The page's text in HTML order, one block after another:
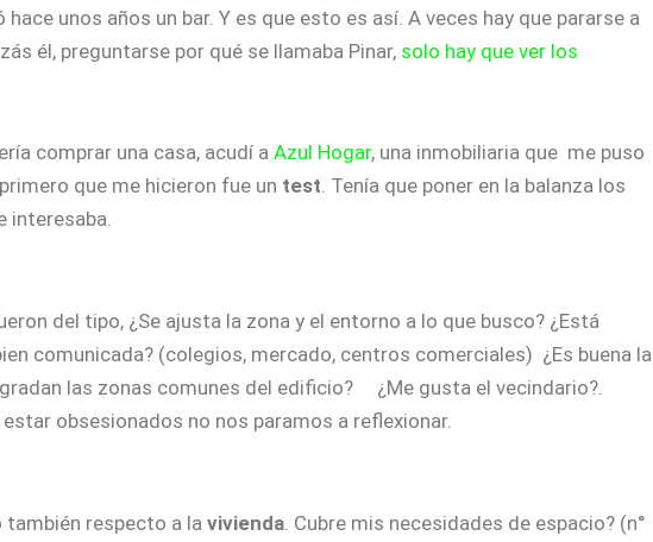
unos años un bar. Y es que esto es así. A veces hay que pararse a
él, preguntarse por qué se llamaba Pinar, solo hay que ver los
comprar una casa, acudí a Azul Hogar, una inmobiliaria que me puso
que me hicieron fue un test. Tenía que poner en la balanza los
interesaba.
del tipo, ¿Se ajusta la zona y el entorno a lo que busco? ¿Está
comunicada? (colegios, mercado, centros comerciales) ¿Es buena la
las zonas comunes del edificio? ¿Me gusta el vecindario?.
obsesionados no nos paramos a reflexionar.
también respecto a la vivienda . Cubre mis necesidades de espacio? (n°